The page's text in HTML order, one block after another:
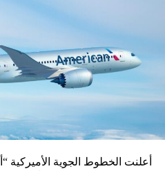
أعلنت الخطوط الجوية الأميركية